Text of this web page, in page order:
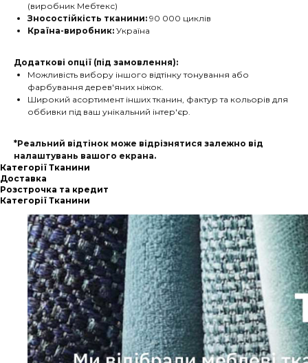
(виробник Мебтекс)
Зносостійкість тканини: 90 000 циклів
Країна-виробник: Україна
Додаткові опції (під замовлення):
Можливість вибору іншого відтінку тонування або
фарбування дерев'яних ніжок.
Широкий асортимент інших тканин, фактур та кольорів для
оббивки під ваш унікальний інтер'єр.
*Реальний відтінок може відрізнятися залежно від
налаштувань вашого екрана.
Категорії Тканини
Доставка
Розстрочка та кредит
Категорії Тканини